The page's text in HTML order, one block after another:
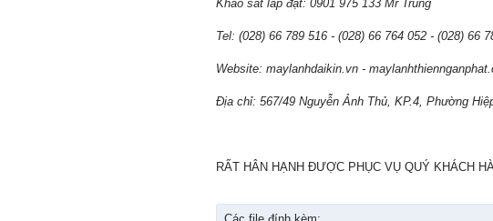
Khảo sát lắp đặt: 0901 975 133 Mr Trung
Tel: (028) 66 789 516 - (028) 66 764 052 - (028) 66
Website: maylanhdaikin.vn -
Địa chỉ: 567/49 Nguyễn Ảnh Thủ, KP.4, Phường
RẤT HÂN HẠNH ĐƯỢC PHỤC VỤ QUÝ KHÁCH